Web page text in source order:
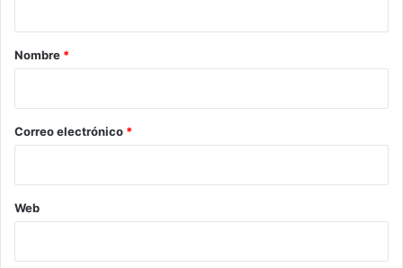
r
*
Nombre *
Correo electrónico *
Web